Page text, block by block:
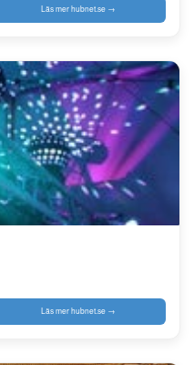
Läs mer hubnet.se →
Läs mer hubnet.se →